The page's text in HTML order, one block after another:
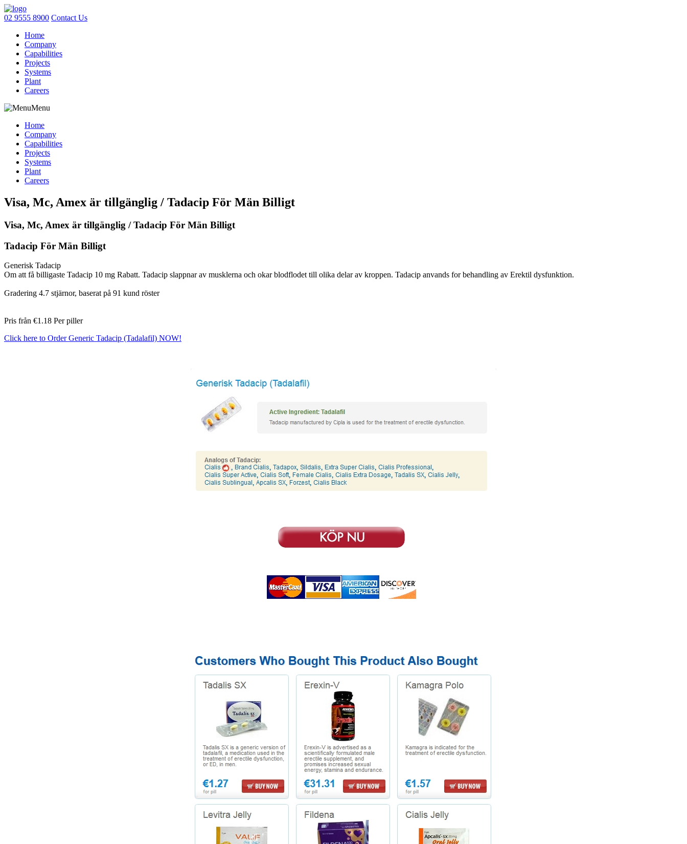
02 9555 8900 Contact Us
Home
Company
Capabilities
Projects
Systems
Plant
Careers
Menu
Home
Company
Capabilities
Projects
Systems
Plant
Careers
Visa, Mc, Amex är tillgänglig / Tadacip För Män Billigt
Visa, Mc, Amex är tillgänglig / Tadacip För Män Billigt
Tadacip För Män Billigt
Generisk Tadacip
Om att få billigaste Tadacip 10 mg Rabatt. Tadacip slappnar av musklerna och okar blodflodet till olika delar av kroppen. Tadacip anvands for behandling av Erektil dysfunktion.
Gradering 4.7 stjärnor, baserat på 91 kund röster
Pris från €1.18 Per piller
Click here to Order Generic Tadacip (Tadalafil) NOW!